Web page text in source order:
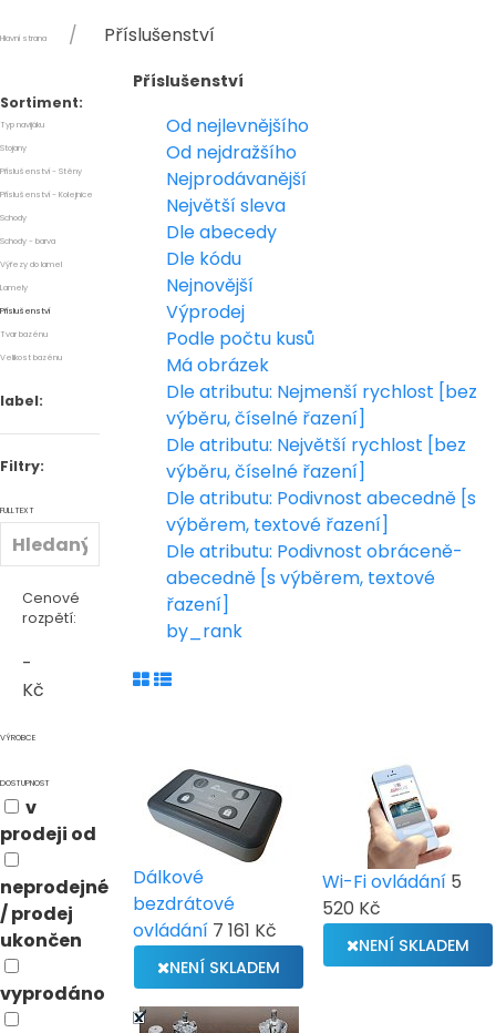
Hlavní strana Příslušenství
Sortiment:
Typ navijáku
Stojany
Příslušenství - Stěny
Příslušenství - Kolejnice
Schody
Schody - barva
Výřezy do lamel
Lamely
Příslušenství
Tvar bazénu
Velikost bazénu
label:
Filtry:
FULLTEXT
Cenové
rozpětí:
-
Kč
VÝROBCE
DOSTUPNOST
v
prodeji od
neprodejné
/ prodej
ukončen
vyprodáno
Příslušenství
Od nejlevnějšího
Od nejdražšího
Nejprodávanější
Největší sleva
Dle abecedy
Dle kódu
Nejnovější
Výprodej
Podle počtu kusů
Má obrázek
Dle atributu: Nejmenší rychlost [bez
výběru, číselné řazení]
Dle atributu: Největší rychlost [bez
výběru, číselné řazení]
Dle atributu: Podivnost abecedně [s
výběrem, textové řazení]
Dle atributu: Podivnost obráceně-
abecedně [s výběrem, textové
řazení]
by_rank
Dálkové
bezdrátové
ovládání 7 161 Kč
NENÍ SKLADEM
Wi-Fi ovládání 5
520 Kč
NENÍ SKLADEM